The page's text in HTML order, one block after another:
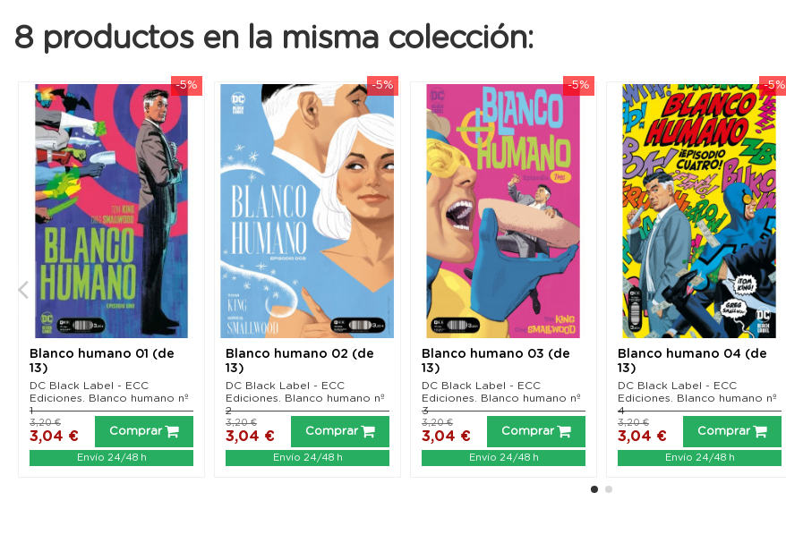
8 productos en la misma colección:
-5%
Blanco humano 01 (de
13)
DC Black Label - ECC
Ediciones. Blanco humano nº
1
3,04 €
3,20 €
Comprar
Envío 24/48 h
-5%
Blanco humano 02 (de
13)
DC Black Label - ECC
Ediciones. Blanco humano nº
2
3,04 €
3,20 €
Comprar
Envío 24/48 h
-5%
Blanco humano 03 (de
13)
DC Black Label - ECC
Ediciones. Blanco humano nº
3
3,04 €
3,20 €
Comprar
Envío 24/48 h
-5%
Blanco humano 04 (de
13)
DC Black Label - ECC
Ediciones. Blanco humano nº
4
3,04 €
3,20 €
Comprar
Envío 24/48 h